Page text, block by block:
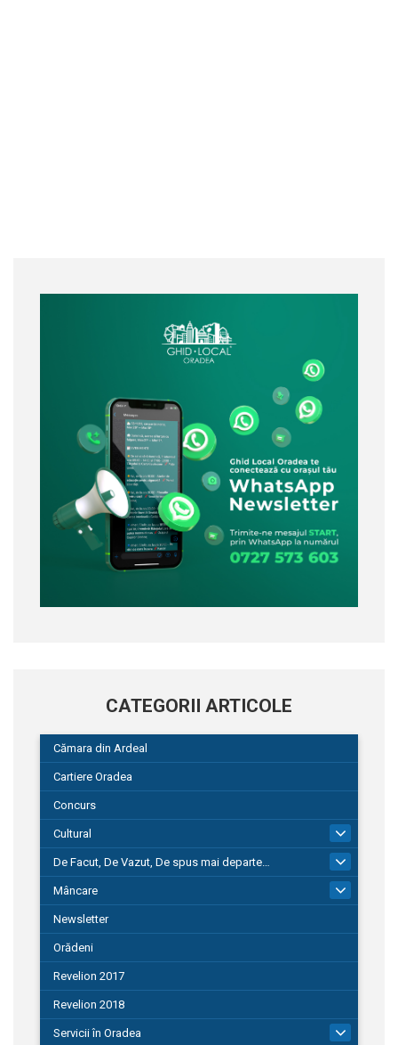
CATEGORII ARTICOLE
Cămara din Ardeal
Cartiere Oradea
Concurs
Cultural
De Facut, De Vazut, De spus mai departe…
580
Mâncare
Newsletter
Orădeni
Revelion 2017
Revelion 2018
Servicii în Oradea